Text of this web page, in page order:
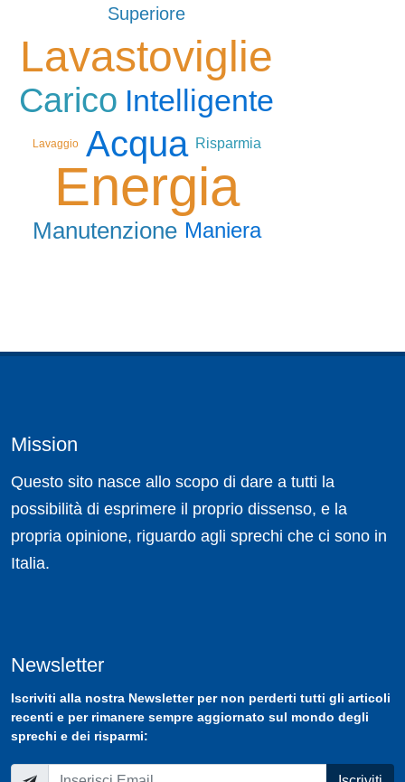
Superiore
Lavastoviglie
Carico Intelligente
Lavaggio Acqua Risparmia
Energia
Manutenzione Maniera
Mission
Questo sito nasce allo scopo di dare a tutti la
possibilità di esprimere il proprio dissenso, e la
propria opinione, riguardo agli sprechi che ci sono in
Italia.
Newsletter
Iscriviti alla nostra Newsletterper non perderti tutti gli articoli
recenti e per rimanere sempre aggiornato sul mondo degli
sprechi e dei risparmi: